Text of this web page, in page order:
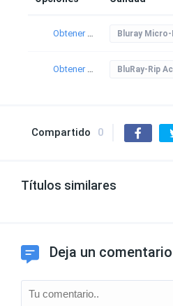
Obtener torrent Bluray Micro-
Obtener torrent BluRay-Rip
Compartido 0
Títulos similares
Deja un comentario